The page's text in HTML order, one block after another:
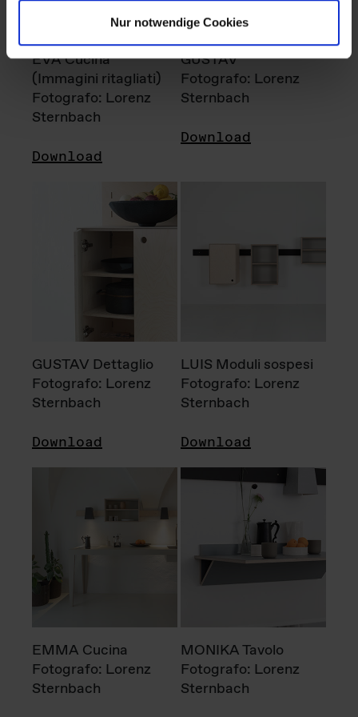
Nur notwendige Cookies
EVA Cucina
(Immagini ritagliati)
Fotografo: Lorenz
Sternbach
Download
GUSTAV
Fotografo: Lorenz
Sternbach
Download
GUSTAV Dettaglio
Fotografo: Lorenz
Sternbach
Download
LUIS Moduli sospesi
Fotografo: Lorenz
Sternbach
Download
EMMA Cucina
Fotografo: Lorenz
Sternbach
MONIKA Tavolo
Fotografo: Lorenz
Sternbach